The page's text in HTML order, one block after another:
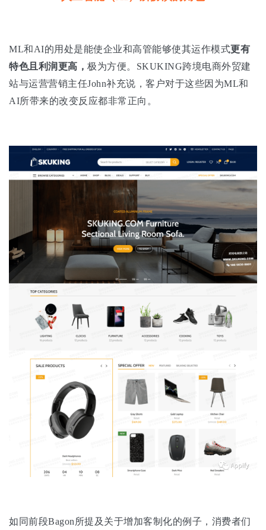
ML和AI的用处是能使企业和高管能够使其运作模式更有
特色且利润更高， 极为方便。SKUKING跨境电商外贸建
站与运营营销主任John补充说，客户对于这些因为ML和
AI所带来的改变反应都非常正向。
如同前段Bagon所提及关于增加客制化的例子，消费者们